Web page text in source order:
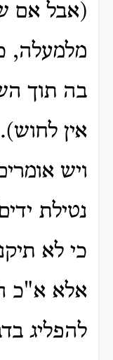
(אבל אם
מלמעלה,
בה תוך
אין לחוש).
ויש
נטילת
כי לא
אלא א"כ
להפליג